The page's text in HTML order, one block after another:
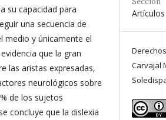
su capacidad para
una secuencia de
medio y únicamente el
que la gran
las aristas expresadas,
neurológicos sobre
de los sujetos
concluye que la dislexia
Artículos
Carvajal